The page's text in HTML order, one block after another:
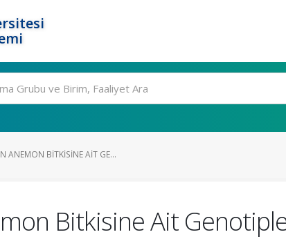
ANEMON BITKISINE AIT GE...
Bitkisine Ait